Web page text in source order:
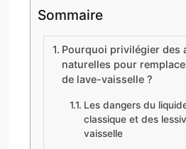
Sommaire
Pourquoi privilégier des
naturelles pour
de lave-vaisselle ?
Les dangers du
classique et des
vaisselle